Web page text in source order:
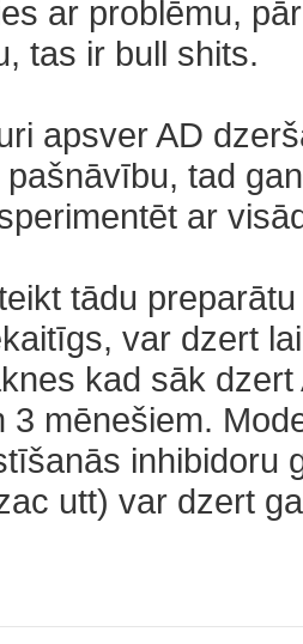
ar problēmu,
tas ir bull shits.
apsver AD
tad
ar
tādu
var dzert
kad sāk
3 mēnešiem.
inhibidoru
utt) var dzert